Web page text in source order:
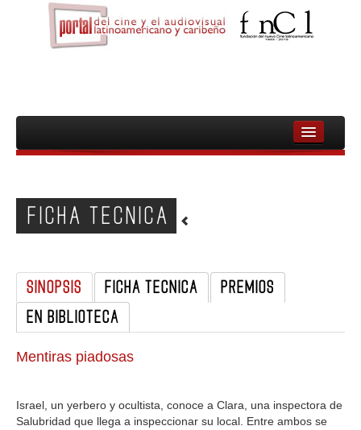
INICIO
PELICULAS
DOCUMENTALES
MUJERES
AUDIOVISUAL INDIGENA Y COMUNITARIO
FICHA TECNICA
SINOPSIS FICHA TECNICA
PREMIOS
EN BIBLIOTECA
Mentiras piadosas
Israel, un yerbero y ocultista, conoce a Clara, una inspectora de
Salubridad que llega a inspeccionar su local. Entre ambos se